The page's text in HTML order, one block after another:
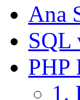
Ana
SQL
PHP
1.